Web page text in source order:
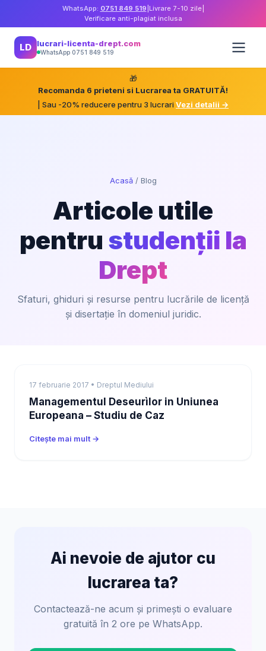
WhatsApp: 0751 849 519 Livrare 7-10 zile|
Verificare anti-plagiat inclusa
LD lucrari-licenta-drept.com
WhatsApp 0751 849 519
🎁
Recomanda 6 prieteni si Lucrarea ta GRATUITĂ!
| Sau -20% reducere pentru 3 lucrariVezi detalii →
Acasă/ Blog
Articole utile
pentru studenții la
Drept
Sfaturi, ghiduri și resurse pentru lucrările de licență
și disertație în domeniul juridic.
17 februarie 2017 • Dreptul Mediului
Managementul Deseurìlor in Uniunea
Europeana – Studiu de Caz
Citește mai mult →
Ai nevoie de ajutor cu
lucrarea ta?
Contactează-ne acum și primești o evaluare
gratuită în 2 ore pe WhatsApp.